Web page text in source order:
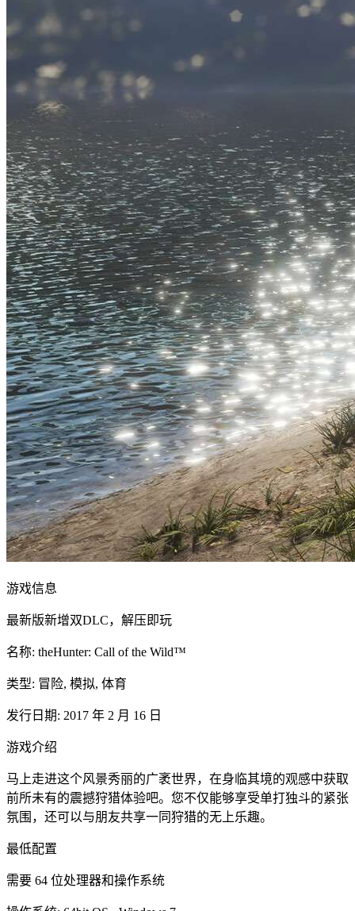
游戏信息
最新版新增双DLC，解压即玩
名称: theHunter: Call of the Wild™
类型: 冒险, 模拟, 体育
发行日期: 2017 年 2 月 16 日
游戏介绍
马上走进这个风景秀丽的广袤世界，在身临其境的观感中获取
前所未有的震撼狩猎体验吧。您不仅能够享受单打独斗的紧张
氛围，还可以与朋友共享一同狩猎的无上乐趣。
最低配置
需要 64 位处理器和操作系统